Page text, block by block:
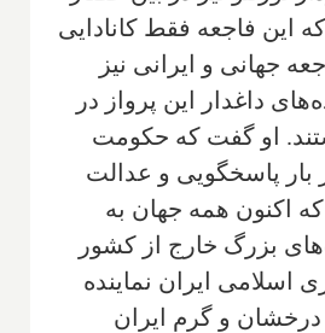
این فاجعه فقط کانادایی
جهانی و ایرانی نیز
داغدار این پرواز در
او گفت که حکومت
بار پاسخگویی و عدالت
اکنون همه جهان به
بزرگ خارج از کشور
اسلامی ایران نماینده
درخشان و گرم ایران